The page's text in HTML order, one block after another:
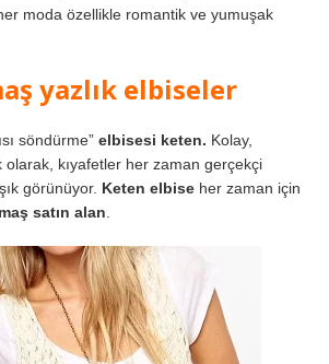
moda özellikle romantik ve yumuşak
yazlık elbiseler
söndürme” elbisesi keten. Kolay,
olarak, kıyafetler her zaman gerçekçi
görünüyor. Keten elbise her zaman için
satın alan